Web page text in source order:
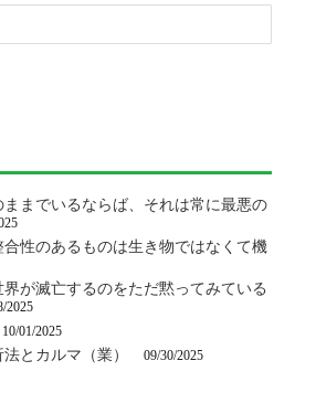
までいるならば、それは常に最悪の
性のあるものは生き物ではなくて機
が滅亡するのをただ黙ってみている
2025
10/01/2025
とカルマ（業） 09/30/2025